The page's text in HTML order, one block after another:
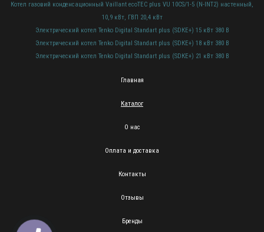
Котел газовий конденсационный Vaillant ecoTEC plus VU 10CS/1-5 (N-INT2) настенный,
10,9 кВт, ГВП 20,4 кВт
Электрический котел Tenko Digital Standart plus (SDКЕ+) 15 кВт 380 В
Электрический котел Tenko Digital Standart plus (SDКЕ+) 18 кВт 380 В
Электрический котел Tenko Digital Standart plus (SDКЕ+) 21 кВт 380 В
Главная
Каталог
О нас
Оплата и доставка
Контакты
Отзывы
Бренды